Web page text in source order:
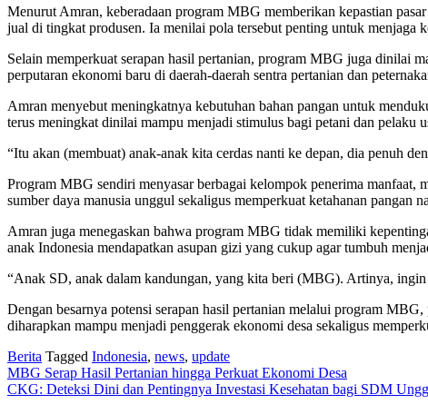
Menurut Amran, keberadaan program MBG memberikan kepastian
jual di tingkat produsen. Ia menilai pola tersebut penting untuk menjaga
Selain memperkuat serapan hasil pertanian, program MBG juga dinilai
perputaran ekonomi baru di daerah-daerah sentra pertanian dan
Amran menyebut meningkatnya kebutuhan bahan pangan untuk
terus meningkat dinilai mampu menjadi stimulus bagi petani dan pelaku
“Itu akan (membuat) anak-anak kita cerdas nanti ke depan, dia penuh
Program MBG sendiri menyasar berbagai kelompok penerima manfaat,
sumber daya manusia unggul sekaligus memperkuat ketahanan pangan
Amran juga menegaskan bahwa program MBG tidak memiliki
anak Indonesia mendapatkan asupan gizi yang cukup agar tumbuh
“Anak SD, anak dalam kandungan, yang kita beri (MBG). Artinya,
Dengan besarnya potensi serapan hasil pertanian melalui program
diharapkan mampu menjadi penggerak ekonomi desa sekaligus
Berita Tagged Indonesia, news, update
Post
navigation
MBG Serap Hasil Pertanian hingga Perkuat Ekonomi Desa
CKG: Deteksi Dini dan Pentingnya Investasi Kesehatan bagi SDM